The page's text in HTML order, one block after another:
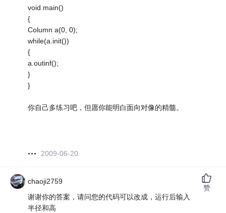
void main()
{
Column a(0, 0);
while(a.init())
{
a.outinf();
}
}
你自己多练习吧，但愿你能明白面向对像的精髓。
2009-06-20
chaoji2759
谢谢你的答案，请问您的代码可以改成，运行后输入
半径和高
赞